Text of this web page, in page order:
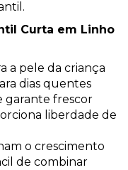
Curta em Linho
a pele da criança
dias quentes
garante frescor
liberdade de
o crescimento
de combinar